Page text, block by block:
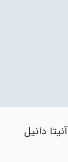
آنیتا دانیل